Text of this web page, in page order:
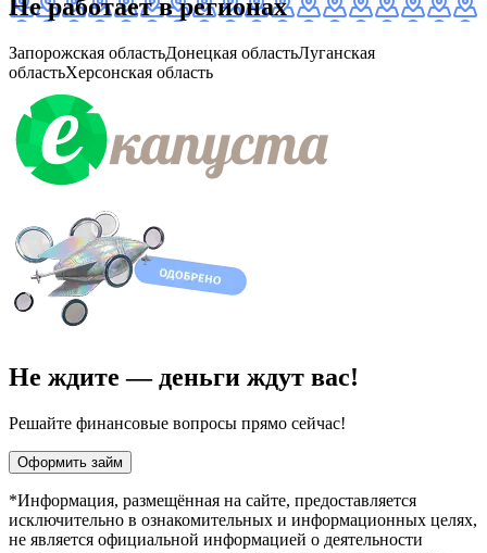
Не работает в регионах
Запорожская областьДонецкая областьЛуганская
областьХерсонская область
Не ждите — деньги ждут вас!
Решайте финансовые вопросы прямо сейчас!
Оформить займ
*Информация, размещённая на сайте, предоставляется
исключительно в ознакомительных и информационных целях,
не является официальной информацией о деятельности